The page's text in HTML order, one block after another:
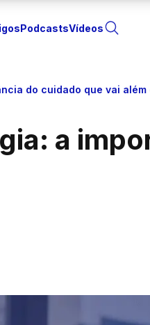
PodcastsVídeos Abrir
do cuidado que vai
a